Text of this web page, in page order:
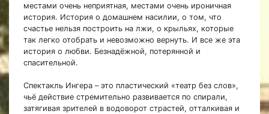
местами очень неприятная, местами очень ироничная
история. История о домашнем насилии, о том, что
счастье нельзя построить на лжи, о крыльях, которые
так легко отобрать и невозможно вернуть. И все же эта
история о любви. Безнадёжной, потерянной и
спасительной.
Спектакль Ингера – это пластический «театр без слов»,
чьё действие стремительно развивается по спирали,
затягивая зрителей в водоворот страстей, отталкивая и